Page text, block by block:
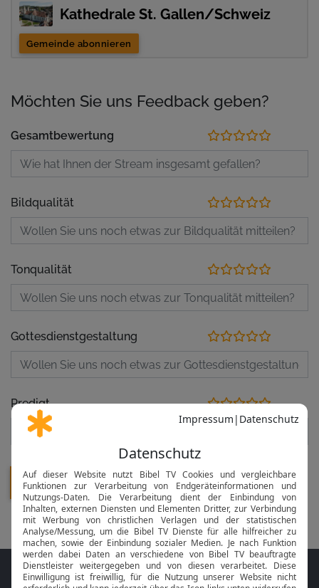
Kathedrale St. Gallen/Schweiz
Gemeinde abonnieren
Möchten Sie uns Feedback geben?
Gesamtbewertung
Bildqualität
Tonqualität
Gottesdienstgestaltung
Predigt
Folge MeinGottesdienst.com auf den